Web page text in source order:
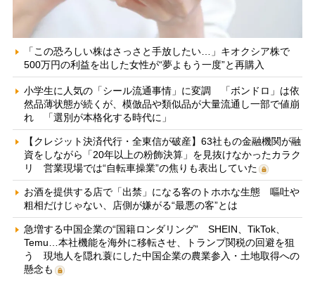
「この恐ろしい株はさっさと手放したい…」キオクシア株で
500万円の利益を出した女性が“夢よもう一度”と再購入
小学生に人気の「シール流通事情」に変調 「ボンドロ」は依
然品薄状態が続くが、模倣品や類似品が大量流通し一部で値崩
れ 「選別が本格化する時代に」
【クレジット決済代行・全東信が破産】63社もの金融機関が融
資をしながら「20年以上の粉飾決算」を見抜けなかったカラク
リ 営業現場では“自転車操業”の焦りも表出していた
お酒を提供する店で「出禁」になる客のトホホな生態 嘔吐や
粗相だけじゃない、店側が嫌がる“最悪の客”とは
急増する中国企業の“国籍ロンダリング” SHEIN、TikTok、
Temu…本社機能を海外に移転させ、トランプ関税の回避を狙
う 現地人を隠れ蓑にした中国企業の農業参入・土地取得への
懸念も